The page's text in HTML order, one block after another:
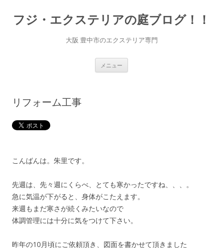
テ
ン
フジ・エクステリアの庭ブログ！！
大阪 豊中市のエクステリア専門
メニュー
リフォーム工事
こんばんは。朱里です。
先週は、先々週にくらべ、とても寒かったですね、、、。
急に気温が下がると、身体がこたえます。
来週もまだ寒さが続くみたいなので
体調管理には十分に気をつけて下さい。
昨年の10月頃にご依頼頂き、図面を書かせて頂きました